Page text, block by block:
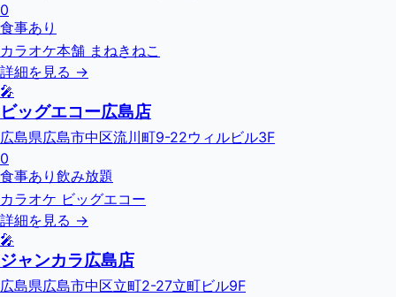
0
食事あり
カラオケ本舗 まねきねこ
詳細を見る →
🎤
ビッグエコー広島店
広島県広島市中区流川町9-22ウィルビル3F
0
食事あり 飲み放題
カラオケ ビッグエコー
詳細を見る →
🎤
ジャンカラ広島店
広島県広島市中区立町2-27立町ビル9F